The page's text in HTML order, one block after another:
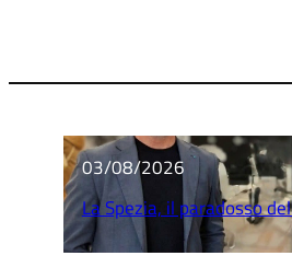
03/08/2026
La Spezia, il paradosso